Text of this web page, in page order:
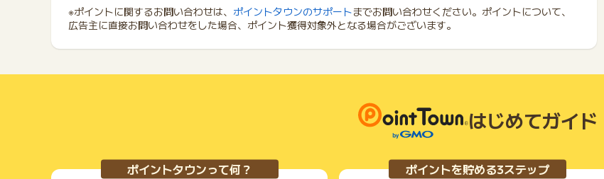
※ポイントに関するお問い合わせは、 ポイントタウンのサポートまでお問い合わせください。ポイントについて、
広告主に直接お問い合わせをした場合、ポイント獲得対象外となる場合がございます。
はじめてガイド
ポイントタウンって何？ ポイントを貯める3ステップ